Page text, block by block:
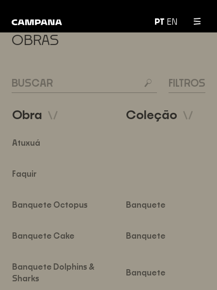
PT EN
OBRAS
BUSCA
BUSCARFILTROS
Obra Coleção
Obra:
Atuxuá
Obra:
Faquir
Obra:
Banquete Octopus Coleção:
Banquete
Obra:
Banquete Cake Coleção:
Banquete
Obra:
Banquete Dolphins &
Sharks
Coleção:
Banquete